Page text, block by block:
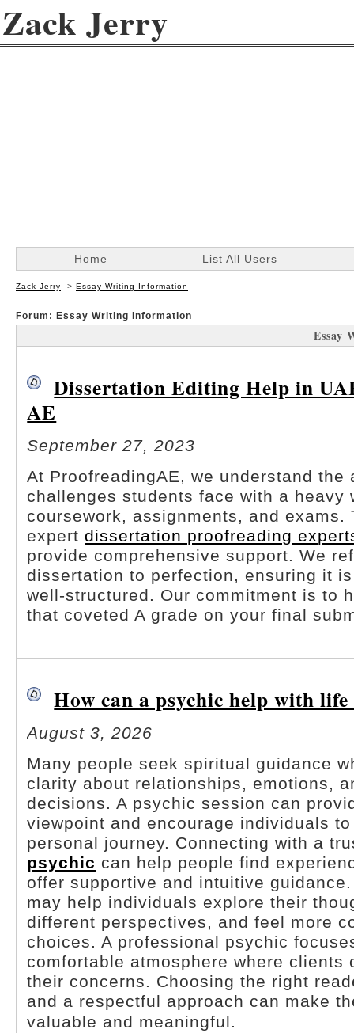
Zack Jerry
Home List All Users
Zack Jerry -> Essay Writing Information
Forum: Essay Writing Information
Essay
Dissertation Editing Help in
AE
September 27, 2023
At ProofreadingAE, we understand the
challenges students face with a heavy
coursework, assignments, and exams.
expertdissertation proofreading
provide comprehensive support. We
dissertation to perfection, ensuring it
well-structured. Our commitment is to
that coveted A grade on your final
How can a psychic help with life
August 3, 2026
Many people seek spiritual guidance
clarity about relationships, emotions,
decisions. A psychic session can
viewpoint and encourage individuals
personal journey. Connecting with a
psychic can help people find
offer supportive and intuitive
may help individuals explore their
different perspectives, and feel more
choices. A professional psychic
comfortable atmosphere where clients
their concerns. Choosing the right
and a respectful approach can make
valuable and meaningful.